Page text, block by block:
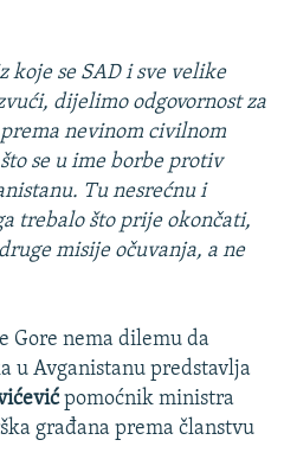
koje se SAD i sve velike
dijelimo odgovornost za
nevinom civilnom
se u ime borbe protiv
Tu nesrećnu i
trebalo što prije okončati,
misije očuvanja, a ne
Gore nema dilemu da
u Avganistanu predstavlja
pomoćnik ministra
građana prema članstvu